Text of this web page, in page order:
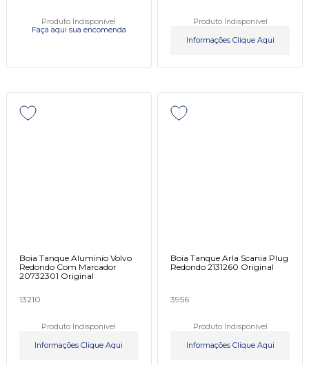
Produto Indisponível
Faça aqui sua encomenda
Produto Indisponível
Informações Clique Aqui
Boia Tanque Aluminio Volvo
Redondo Com Marcador
20732301 Original
13210
Produto Indisponível
Informações Clique Aqui
Boia Tanque Arla Scania Plug
Redondo 2131260 Original
3956
Produto Indisponível
Informações Clique Aqui